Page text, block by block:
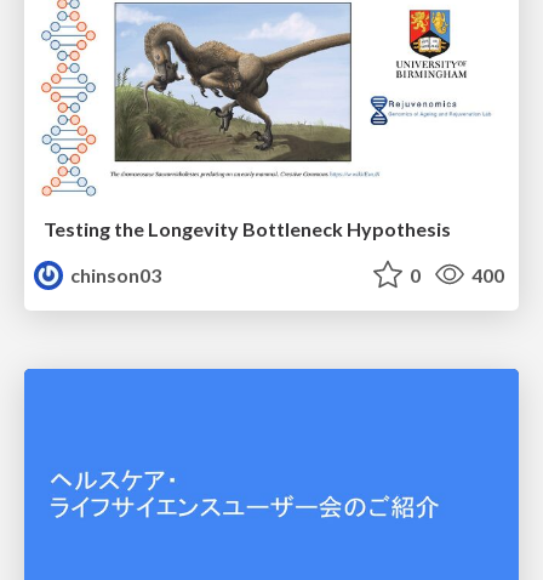
Testing the Longevity Bottleneck Hypothesis
chinson03
0 400